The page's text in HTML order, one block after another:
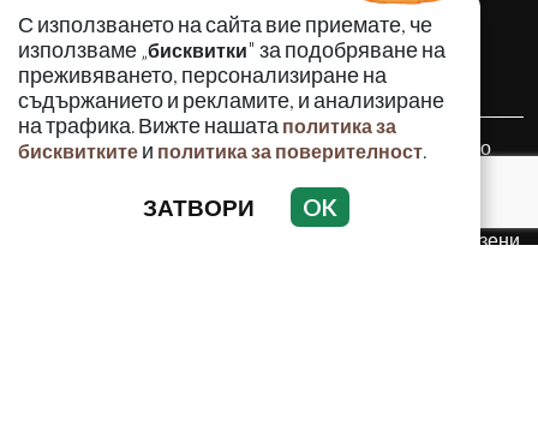
С използването на сайта вие приемате, че
използваме „бисквитки" за подобряване на
преживяването, персонализиране на
съдържанието и рекламите, и анализиране
на трафика. Вижте нашата политика за
бисквитките и политика за поверителност.
ЗАТВОРИ OK
АНАЛИЗИ
ПО СВЕТА
ВОДЕЩИ ТЕМИ
Използването и публикуването на част или цялото
група Асмара ЕООД е забранено.
© 2010 - 2026 | Crimes.BG. Всички права запазени.